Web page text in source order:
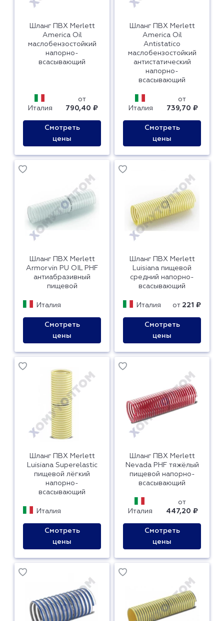
Шланг ПВХ Merlett
America Oil
маслобензостойкий
напорно-
всасывающий
Италия
от
790,40 ₽
Смотреть
цены
Шланг ПВХ Merlett
America Oil
Antistatico
маслобензостойкий
антистатический
напорно-
всасывающий
Италия
от
739,70 ₽
Смотреть
цены
Шланг ПВХ Merlett
Armorvin PU OIL PHF
антиабразивный
пищевой
Италия
Смотреть
цены
Шланг ПВХ Merlett
Luisiana пищевой
средний напорно-
всасывающий
Италия от 221 ₽
Смотреть
цены
Шланг ПВХ Merlett
Luisiana Superelastic
пищевой лёгкий
напорно-
всасывающий
Италия
Смотреть
цены
Шланг ПВХ Merlett
Nevada PHF тяжёлый
пищевой напорно-
всасывающий
Италия
от
447,20 ₽
Смотреть
цены